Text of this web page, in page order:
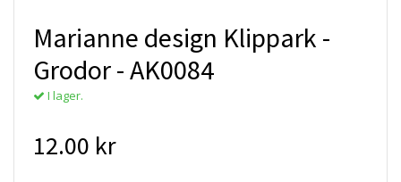
Marianne design Klippark -
Grodor - AK0084
I lager.
12.00 kr